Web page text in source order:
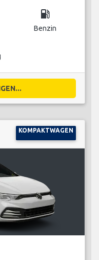
local_gas_station
Benzin
KOMPAKTWAGEN